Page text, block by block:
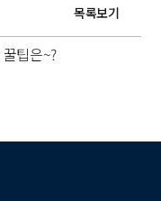
목록보기
팁은~?